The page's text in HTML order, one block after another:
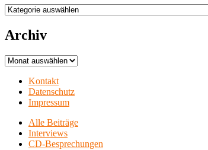
Aufführungsorte
Archiv
Archiv
Kontakt
Datenschutz
Impressum
Alle Beiträge
Interviews
CD-Besprechungen